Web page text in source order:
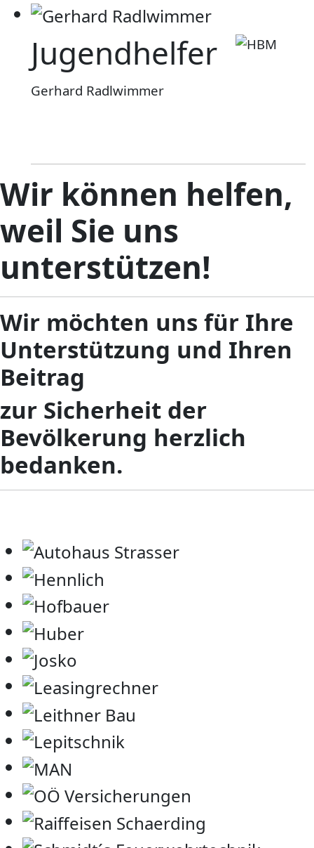
Jugendhelfer
Gerhard Radlwimmer
Wir können helfen,
weil Sie uns
unterstützen!
Wir möchten uns für Ihre
Unterstützung und Ihren
Beitrag
zur Sicherheit der
Bevölkerung herzlich
bedanken.